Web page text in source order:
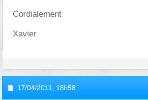
Cordialement
Xavier
17/04/2011, 18h58